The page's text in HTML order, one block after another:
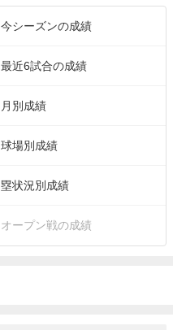
今シーズンの成績
最近6試合の成績
月別成績
球場別成績
塁状況別成績
オープン戦の成績